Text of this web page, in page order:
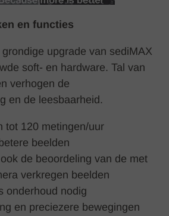
en functies
upgrade van sediMAX
soft- en hardware. Tal van
verhogen de
en de leesbaarheid.
tot 120 metingen/uur
beelden
de beoordeling van de met
verkregen beelden
onderhoud nodig
en preciezere bewegingen